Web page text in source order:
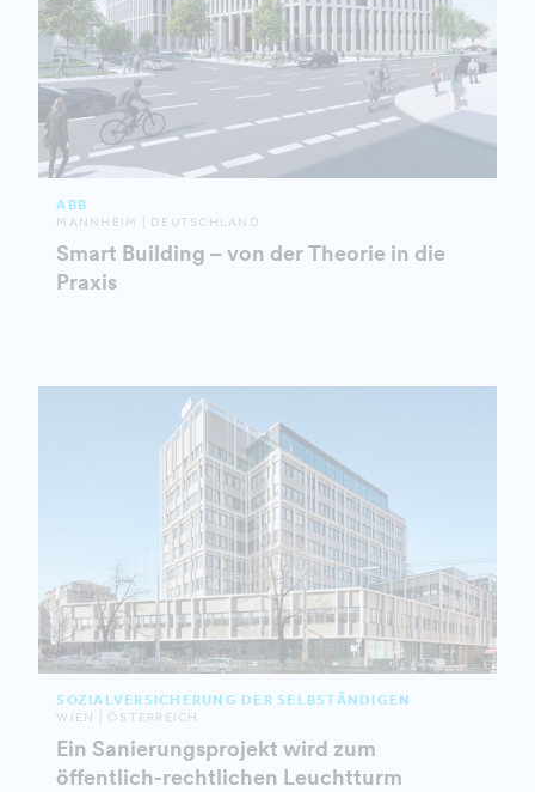
ABB
MANNHEIM | DEUTSCHLAND
Smart Building – von der Theorie in die
Praxis
SOZIALVERSICHERUNG DER SELBSTÄNDIGEN
WIEN | ÖSTERREICH
Ein Sanierungsprojekt wird zum
öffentlich-rechtlichen Leuchtturm